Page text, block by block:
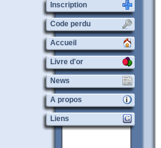
Inscription
Code perdu
Accueil
Livre d'or
News
A propos
Liens